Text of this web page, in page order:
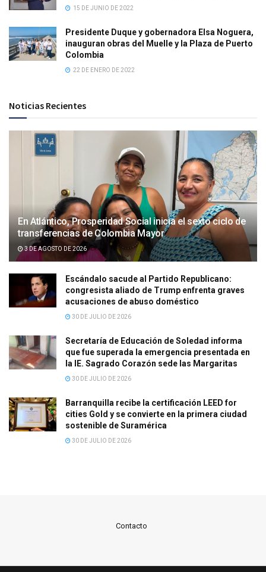
15 DE JUNIO DE 2022
Presidente Duque y gobernadora Elsa Noguera,
inauguran obras del Muelle y la Plaza de Puerto
Colombia
22 DE ENERO DE 2022
Noticias Recientes
En Atlántico, Prosperidad Social inicia el sexto ciclo de
transferencias de Colombia Mayor
3 DE AGOSTO DE 2026
Escándalo sacude al Partido Republicano:
congresista aliado de Trump enfrenta graves
acusaciones de abuso doméstico
30 DE JULIO DE 2026
Secretaría de Educación de Soledad informa
que fue superada la emergencia presentada en
la IE. Sagrado Corazón sede las Margaritas
30 DE JULIO DE 2026
Barranquilla recibe la certificación LEED for
cities Gold y se convierte en la primera ciudad
sostenible de Suramérica
30 DE JULIO DE 2026
Contacto